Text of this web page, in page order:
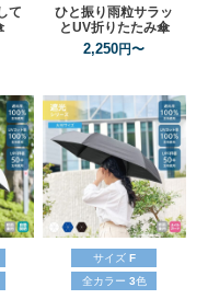
て
ひと振り雨粒サラッ
とUV折りたたみ傘
2,250円〜
サイズ F
全カラー 3色